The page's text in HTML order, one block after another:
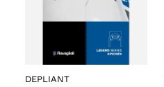
DEPLIANT